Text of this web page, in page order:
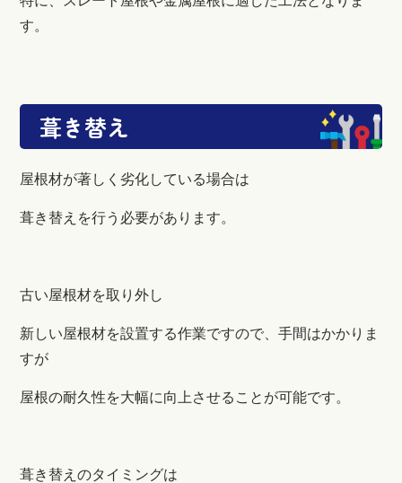
す。
葺き替え
屋根材が著しく劣化している場合は
葺き替えを行う必要があります。
古い屋根材を取り外し
新しい屋根材を設置する作業ですので、手間はかかりま
すが
屋根の耐久性を大幅に向上させることが可能です。
葺き替えのタイミングは